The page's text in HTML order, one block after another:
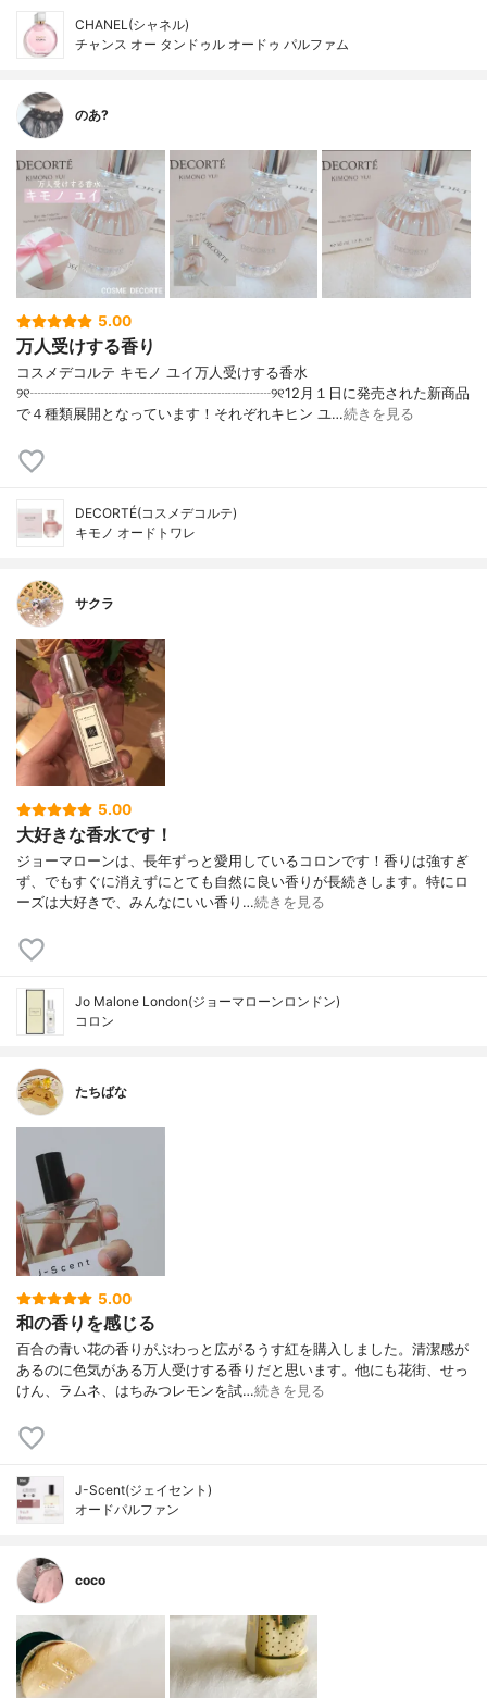
CHANEL(シャネル)
チャンス オー タンドゥル オードゥ パルファム
のあ?
5.00
万人受けする香り
コスメデコルテ キモノ ユイ万人受けする香水
୨୧┈┈┈┈┈┈┈┈┈┈┈┈┈┈┈┈┈୨୧12月１日に発売された新商品
で４種類展開となっています！それぞれキヒン ユ…続きを見る
DECORTÉ(コスメデコルテ)
キモノ オードトワレ
サクラ
5.00
大好きな香水です！
ジョーマローンは、長年ずっと愛用しているコロンです！香りは強すぎ
ず、でもすぐに消えずにとても自然に良い香りが長続きします。特にロ
ーズは大好きで、みんなにいい香り…続きを見る
Jo Malone London(ジョーマローンロンドン)
コロン
たちばな
5.00
和の香りを感じる
百合の青い花の香りがぶわっと広がるうす紅を購入しました。清潔感が
あるのに色気がある万人受けする香りだと思います。他にも花街、せっ
けん、ラムネ、はちみつレモンを試…続きを見る
J-Scent(ジェイセント)
オードパルファン
coco